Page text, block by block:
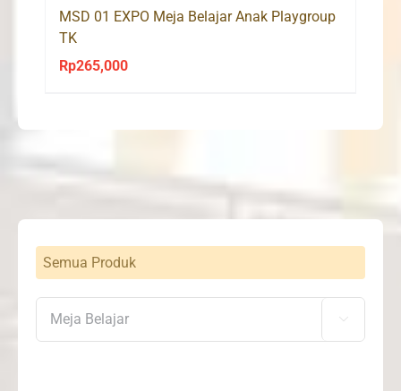
MSD 01 EXPO Meja Belajar Anak Playgroup
TK
Rp265,000
Semua Produk
